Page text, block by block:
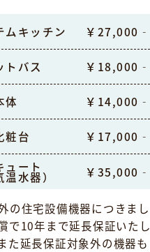
ムキッチン ￥27,000‐
トバス ￥18,000‐
体 ￥14,000‐
粧台
￥17,000‐
ュート
温水器） ￥35,000‐
の住宅設備機器につきまし
で10年まで延長保証いたし
た延長保証対象外の機器も